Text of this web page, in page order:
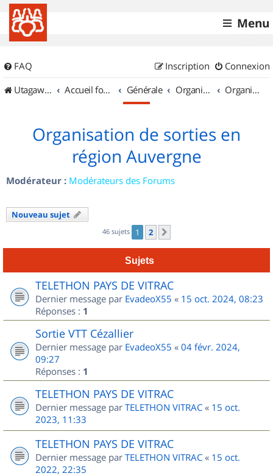
Menu
FAQ Connexion
Inscription
UtagawaVTT (Randos VTT et VTTAE avec traces GPS)
Accueil forum Générale Organisation de sorties & Recherche de partenaires Organisation de sorties en région Auvergne
Organisation de sorties en
région Auvergne
Modérateur : Modérateurs des Forums
Nouveau sujet
46 sujets 1 2
Sujets
TELETHON PAYS DE VITRAC
Dernier message par EvadeoX55 « 15 oct. 2024, 08:23
Réponses : 1
Sortie VTT Cézallier
Dernier message par EvadeoX55 « 04 févr. 2024,
09:27
Réponses : 1
TELETHON PAYS DE VITRAC
Dernier message par TELETHON VITRAC « 15 oct.
2023, 11:33
TELETHON PAYS DE VITRAC
Dernier message par TELETHON VITRAC « 15 oct.
2022, 22:35